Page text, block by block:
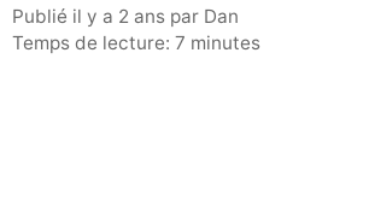
publié il y a 2 ans par Dan
Temps de lecture: 7 minutes